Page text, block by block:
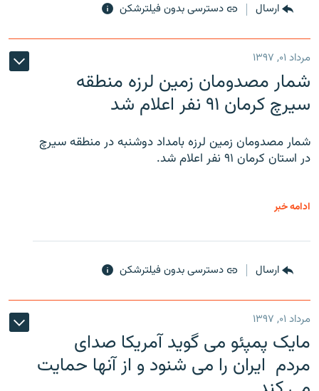
ارسال دسترسی بدون فیلترشکن
مرداد ۰۱, ۱۳۹۷
شمار مصدومان زمین لرزه منطقه
سیرچ کرمان ۹۱ نفر اعلام شد
شمار مصدومان زمین لرزه بامداد دوشنبه در منطقه سیرچ
در استان کرمان ۹۱ نفر اعلام شد.
ادامه خبر
ارسال دسترسی بدون فیلترشکن
مرداد ۰۱, ۱۳۹۷
مایک پمپئو می گوید آمریکا صدای
مردم ایران را می شنود و از آنها حمایت